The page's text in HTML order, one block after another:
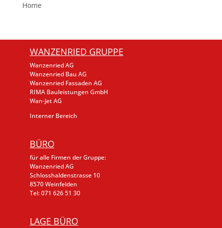
Home
WANZENRIED GRUPPE
Wanzenried AG
Wanzenried Bau AG
Wanzenried Fassaden AG
RIMA Bauleistungen GmbH
Wan-Jet AG
Interner Bereich
BÜRO
für alle Firmen der Gruppe:
Wanzenried AG
Schlosshaldenstrasse 10
8570 Weinfelden
Tel: 071 626 51 30
LAGE BÜRO